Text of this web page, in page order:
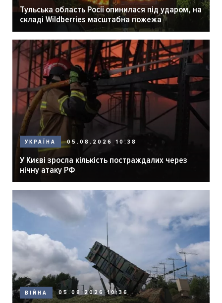
Тульська область Росії опинилася під ударом, на
складі Wildberries масштабна пожежа
УКРАЇНА 05.08.2026 10:38
У Києві зросла кількість постраждалих через
нічну атаку РФ
ВІЙНА 05.08.2026 10:36